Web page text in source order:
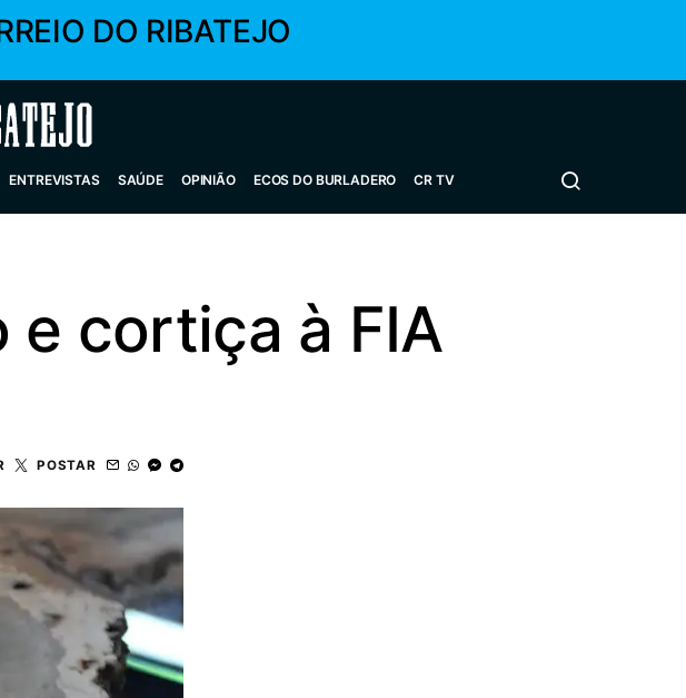
DO RIBATEJO
ENTREVISTAS SAÚDE OPINIÃO ECOS DO BURLADERO CR TV
cortiça à FIA
POSTAR